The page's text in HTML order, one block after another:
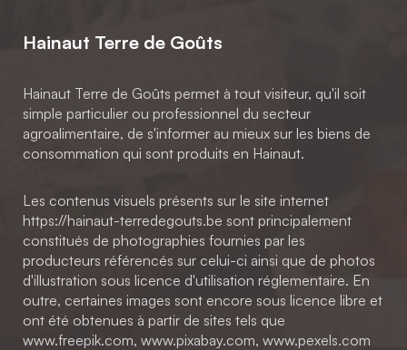
Hainaut Terre de Goûts
Hainaut Terre de Goûts permet à tout visiteur, qu'il soit
simple particulier ou professionnel du secteur
agroalimentaire, de s'informer au mieux sur les biens de
consommation qui sont produits en Hainaut.
Les contenus visuels présents sur le site internet
https://hainaut-terredegouts.be sont principalement
constitués de photographies fournies par les
producteurs référencés sur celui-ci ainsi que de photos
d'illustration sous licence d'utilisation réglementaire. En
outre, certaines images sont encore sous licence libre et
ont été obtenues à partir de sites tels que
www.freepik.com, www.pixabay.com, www.pexels.com